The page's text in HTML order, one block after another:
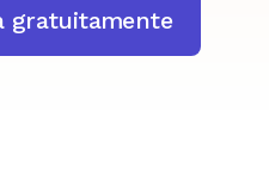
gratuitamente